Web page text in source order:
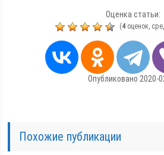
Оценка статьи:
(4 оценок,
Опубликовано 2020-
Похожие публикации